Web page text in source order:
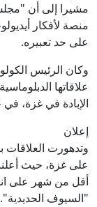
مشيرا إلى أن
منصة لأفكار
على حد تعبيره.
علاقاتها
الإبادة في غزة، في
إعلان
وتدهورت العلاقات
على غزة، حيث
أقل من شهر على
"السيوف الحديدية".